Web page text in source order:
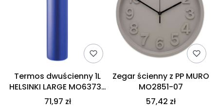
Termos dwuścienny 1L
HELSINKI LARGE MO6373-
04
71,97 zł
Zegar ścienny z PP MURO
MO2851-07
57,42 zł